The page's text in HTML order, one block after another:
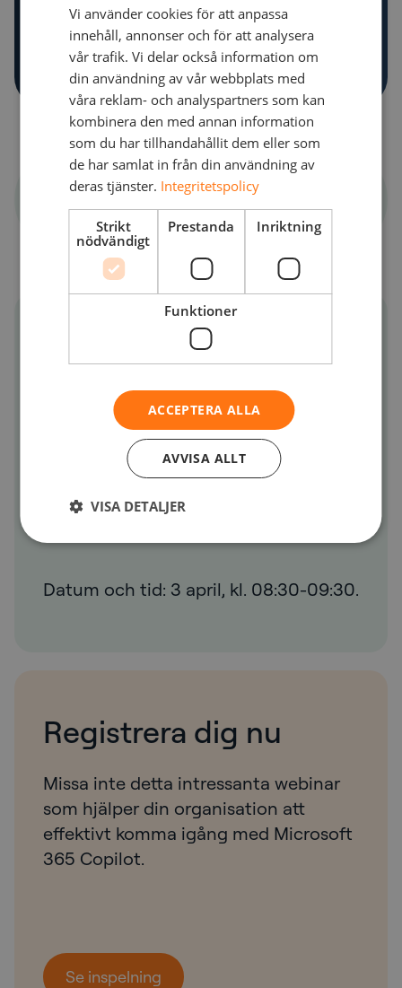
Med
Public Cloud Senior Advisor
När och var?
Webinar
Datum och tid: 3 april, kl. 08:30-09:30.
Registrera dig nu
Missa inte detta intressanta webinar
som hjälper din organisation att
effektivt komma igång med Microsoft
365 Copilot.
Se inspelning
Vi använder cookies för att anpassa
innehåll, annonser och för att analysera
vår trafik. Vi delar också information om
din användning av vår webbplats med
våra reklam- och analyspartners som kan
kombinera den med annan information
som du har tillhandahållit dem eller som
de har samlat in från din användning av
deras tjänster. Integritetspolicy
Strikt
nödvändigt
Prestanda Inriktning
Funktioner
ACCEPTERA ALLA
AVVISA ALLT
VISA DETALJER